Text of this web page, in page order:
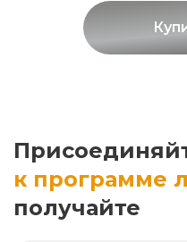
к программе
получайте